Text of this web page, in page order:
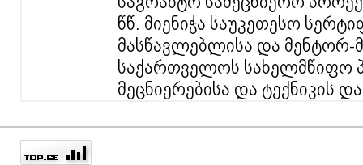
წწ. მიენიჭა საუკეთესო
მასწავლებლისა და მენტორ-
საქართველოს სახელმწიფო
მეცნიერებისა და ტექნიკის